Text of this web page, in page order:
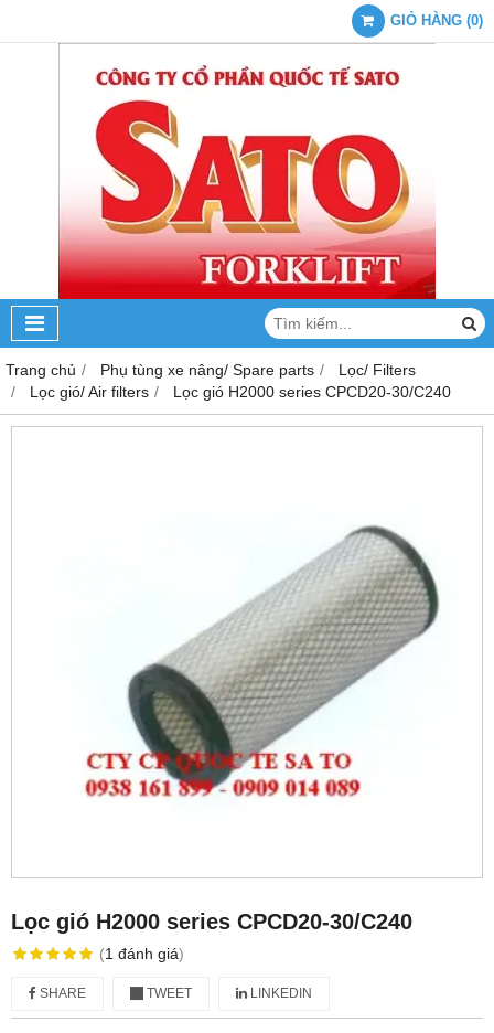
GIỎ HÀNG (0)
Trang chủ Phụ tùng xe nâng/ Spare parts
Lọc/ Filters
Lọc gió/ Air filters
Lọc gió H2000 series CPCD20-30/C240
Lọc gió H2000 series CPCD20-30/C240
(1 đánh giá)
SHARE TWEET LINKEDIN